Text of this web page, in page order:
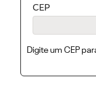
CEP
Digite um CEP